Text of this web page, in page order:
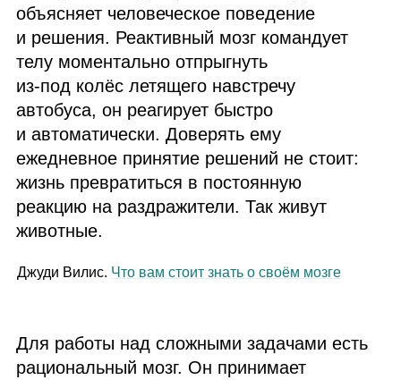
объясняет человеческое поведение
и решения. Реактивный мозг командует
телу моментально отпрыгнуть
из‑под колёс летящего навстречу
автобуса, он реагирует быстро
и автоматически. Доверять ему
ежедневное принятие решений не стоит:
жизнь превратиться в постоянную
реакцию на раздражители. Так живут
животные.
Джуди Вилис. Что вам стоит знать о своём мозге
Для работы над сложными задачами есть
рациональный мозг. Он принимает